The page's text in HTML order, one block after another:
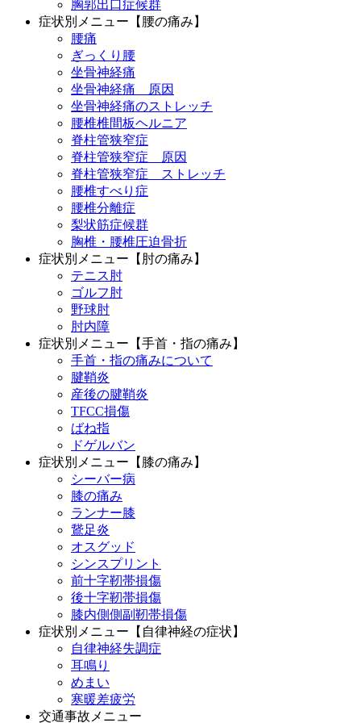
胸郭出口症候群
症状別メニュー【腰の痛み】
腰痛
ぎっくり腰
坐骨神経痛
坐骨神経痛 原因
坐骨神経痛のストレッチ
腰椎椎間板ヘルニア
脊柱管狭窄症
脊柱管狭窄症 原因
脊柱管狭窄症 ストレッチ
腰椎すべり症
腰椎分離症
梨状筋症候群
胸椎・腰椎圧迫骨折
症状別メニュー【肘の痛み】
テニス肘
ゴルフ肘
野球肘
肘内障
症状別メニュー【手首・指の痛み】
手首・指の痛みについて
腱鞘炎
産後の腱鞘炎
TFCC損傷
ばね指
ドゲルバン
症状別メニュー【膝の痛み】
シーバー病
膝の痛み
ランナー膝
鵞足炎
オスグッド
シンスプリント
前十字靭帯損傷
後十字靭帯損傷
膝内側側副靭帯損傷
症状別メニュー【自律神経の症状】
自律神経失調症
耳鳴り
めまい
寒暖差疲労
交通事故メニュー